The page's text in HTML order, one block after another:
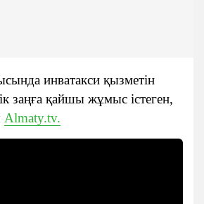
инватакси қызметін
заңға қайшы жұмыс істеген,
Almaty.tv.